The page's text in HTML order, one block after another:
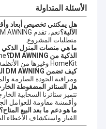
الأسئلة المتداولة
هل يمكنني تخصيص أبعاد
الآلية؟
متطلبات المشروع.
ما هي منصات المنزل الذكي
الذكية من DM AWNING؟
HomeKit وغيرها من الأنظمة الرائدة.
كيف تضمن DM AWNING الجودة والمتانة؟
ومراقبة الجودة الصارمة
هل الستائر المضغوطة
تتميز ستائرنا السحابية
وأقمشة مقاومة للعوامل
ما هو دعم ما بعد البيع المتاح؟
الغيار واستكشاف الأخطاء